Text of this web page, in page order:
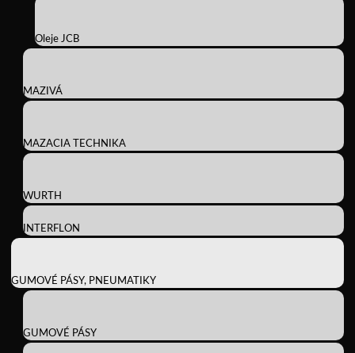
Oleje JCB
MAZIVÁ
MAZACIA TECHNIKA
WURTH
INTERFLON
GUMOVÉ PÁSY, PNEUMATIKY
GUMOVÉ PÁSY